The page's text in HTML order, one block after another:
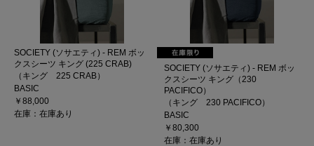
SOCIETY (ソサエティ) - REM ボッ
クスシーツ キング (225 CRAB)
（キング 225 CRAB）
BASIC
￥88,000
在庫：在庫あり
SOCIETY (ソサエティ) - REM ボッ
クスシーツ キング（230
PACIFICO）
（キング 230 PACIFICO）
BASIC
￥80,300
在庫：在庫あり